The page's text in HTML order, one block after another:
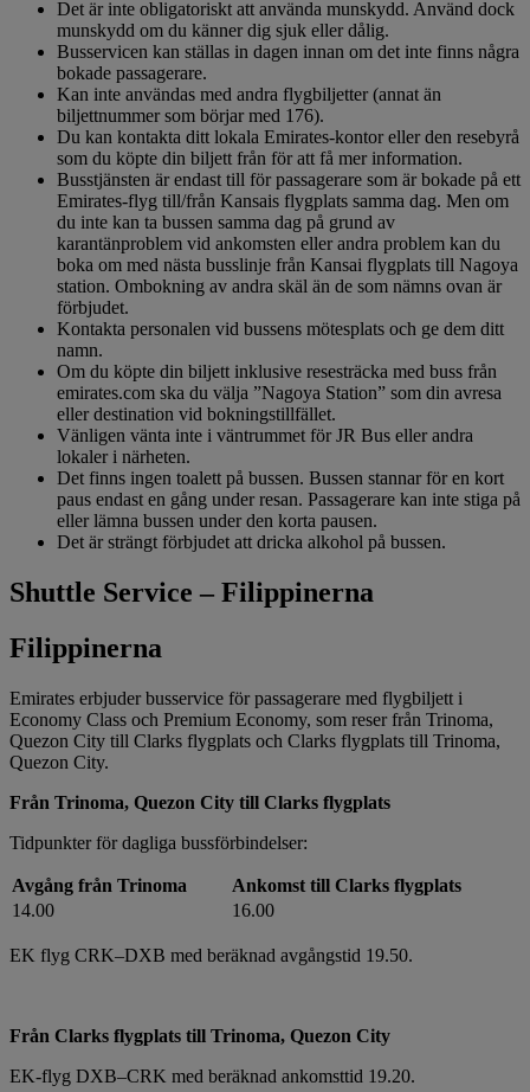
Det är inte obligatoriskt att använda munskydd. Använd dock
munskydd om du känner dig sjuk eller dålig.
Busservicen kan ställas in dagen innan om det inte finns några
bokade passagerare.
Kan inte användas med andra flygbiljetter (annat än
biljettnummer som börjar med 176).
Du kan kontakta ditt lokala Emirates-kontor eller den resebyrå
som du köpte din biljett från för att få mer information.
Busstjänsten är endast till för passagerare som är bokade på ett
Emirates-flyg till/från Kansais flygplats samma dag. Men om
du inte kan ta bussen samma dag på grund av
karantänproblem vid ankomsten eller andra problem kan du
boka om med nästa busslinje från Kansai flygplats till Nagoya
station. Ombokning av andra skäl än de som nämns ovan är
förbjudet.
Kontakta personalen vid bussens mötesplats och ge dem ditt
namn.
Om du köpte din biljett inklusive resesträcka med buss från
emirates.com ska du välja ”Nagoya Station” som din avresa
eller destination vid bokningstillfället.
Vänligen vänta inte i väntrummet för JR Bus eller andra
lokaler i närheten.
Det finns ingen toalett på bussen. Bussen stannar för en kort
paus endast en gång under resan. Passagerare kan inte stiga på
eller lämna bussen under den korta pausen.
Det är strängt förbjudet att dricka alkohol på bussen.
Shuttle Service – Filippinerna
Filippinerna
Emirates erbjuder busservice för passagerare med flygbiljett i
Economy Class och Premium Economy, som reser från Trinoma,
Quezon City till Clarks flygplats och Clarks flygplats till Trinoma,
Quezon City.
Från Trinoma, Quezon City till Clarks flygplats
Tidpunkter för dagliga bussförbindelser:
Avgång från Trinoma
Ankomst till Clarks flygplats
14.00
16.00
EK flyg CRK–DXB med beräknad avgångstid 19.50.
Från Clarks flygplats till Trinoma, Quezon City
EK-flyg DXB–CRK med beräknad ankomsttid 19.20.